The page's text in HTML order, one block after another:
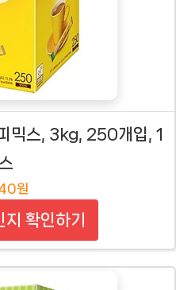
믹스, 3kg, 250개입, 1
원
확인하기